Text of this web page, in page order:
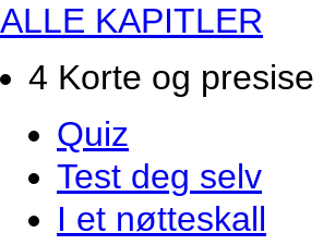
ALLE KAPITLER
4 Korte og
Quiz
Test deg selv
I et nøtteskall